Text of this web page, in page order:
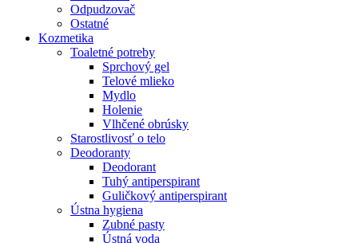
Odpudzovač
Ostatné
Kozmetika
Toaletné potreby
Sprchový gel
Telové mlieko
Mydlo
Holenie
Vlhčené obrúsky
Starostlivosť o telo
Deodoranty
Deodorant
Tuhý antiperspirant
Guličkový antiperspirant
Ústna hygiena
Zubné pasty
Ústná voda